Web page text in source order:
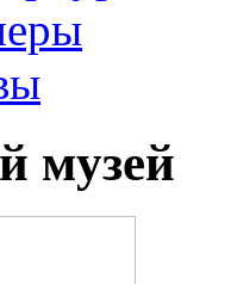
музей